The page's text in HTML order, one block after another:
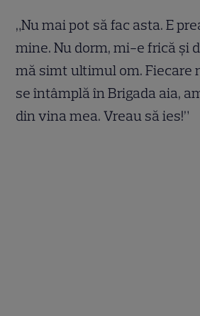
„Nu mai pot să fac asta. E
mine. Nu dorm, mi-e frică și
mă simt ultimul om. Fiecare
se întâmplă în Brigada aia,
din vina mea. Vreau să ies!”